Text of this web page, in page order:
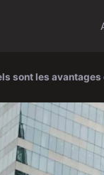
sont les